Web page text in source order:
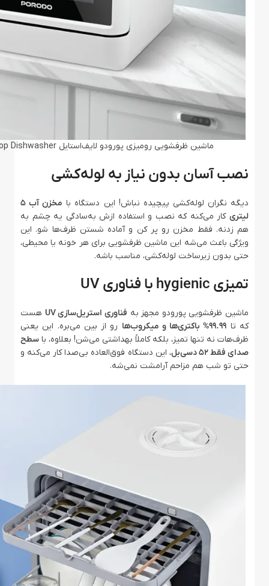
ماشین ظرفشویی رومیزی پورودو لایف‌استایل Porodo Lifestyle Counter-Top Dishwasher
نصب آسان بدون نیاز به لوله‌کشی
دیگه نگران لوله‌کشی پیچیده نباش! این دستگاه با
مخزن آب 5
لیتری کار می‌کنه که نصب و استفاده ازش به‌سادگی یه چشم به
هم زدنه. فقط مخزن رو پر کن و آماده شستن ظرف‌ها شو. این
ویژگی باعث می‌شه این ماشین ظرفشویی برای هر خونه یا محیطی،
حتی بدون زیرساخت لوله‌کشی، مناسب باشه.
تمیزی hygienic با فناوری UV
ماشین ظرفشویی پورودو مجهز به فناوری استریل‌سازی UV
هست
که تا 99.99% باکتری‌ها و میکروب‌ها
رو از بین می‌بره. این یعنی
ظرف‌هات نه تنها تمیز، بلکه کاملاً بهداشتی می‌شن! بعلاوه، با سطح
صدای فقط 52 دسی‌بل
، این دستگاه فوق‌العاده بی‌صدا کار می‌کنه و
حتی تو شب هم مزاحم آرامشت نمی‌شه.